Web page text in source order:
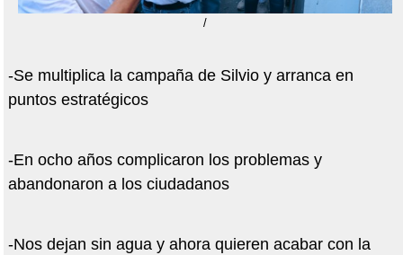
/
-Se multiplica la campaña de Silvio y arranca en
puntos estratégicos
-En ocho años complicaron los problemas y
abandonaron a los ciudadanos
-Nos dejan sin agua y ahora quieren acabar con la